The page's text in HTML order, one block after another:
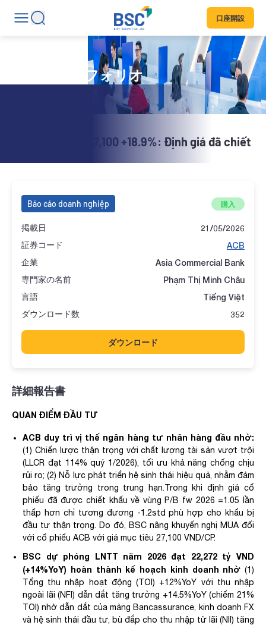
口座開設
推奨ポートフォリオ
X-Stock | ACB 27,100 +18.9%: Định giá đã chiết
Báo cáo doanh nghiệp 購入
掲載日 21/05/2026
証券コード ACB
企業 Asia Commercial Bank
専門家の名前 Phạm Thị Minh Châu
言語 Tiếng Việt
ダウンロード数 352
ダウンロード
詳細報告書
QUAN ĐIỂM ĐẦU TƯ​
ACB duy trì vị thế ngân hàng tư nhân hàng đầu nhờ:
(1) Chiến lược thận trọng với chất lượng tài sản vượt trội
(LLCR đạt 114% quý 1/2026), tối ưu khả năng chống chịu
rủi ro; (2) Nỗ lực phát triển hệ sinh thái hiệu quả, nhằm đảm
bảo tăng trưởng trong trung hạn.Trong khi định giá cổ
phiếu đã được chiết khấu về vùng P/B fw 2026 =1.05 lần
thấp hơn chỉ tương đương -1.2std phù hợp cho khẩu bị
đầu tư thận trọng. Do đó, BSC nâng khuyến nghị MUA đối
với cổ phiếu ACB với giá mục tiêu 27,100 VND/CP.​
BSC dự phóng LNTT năm 2026 đạt 22,272 tỷ VND
(+14%YoY) hoàn thành kế hoạch kinh doanh nhờ (1)
Tổng thu nhập hoạt động (TOI) +12%YoY với thu nhập
ngoài lãi (NFI) dẫn dắt tăng trưởng +14.5%YoY (chiếm 21%
TOI) nhờ dẫn dắt của mảng Bancassurance, kinh doanh FX
và hệ sinh thái đầu tư, bù đắp cho thu nhập từ lãi (NII) tăng